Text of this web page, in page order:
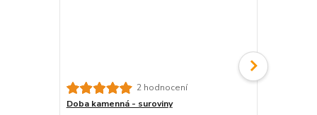
2 hodnocení
Doba kamenná - suroviny